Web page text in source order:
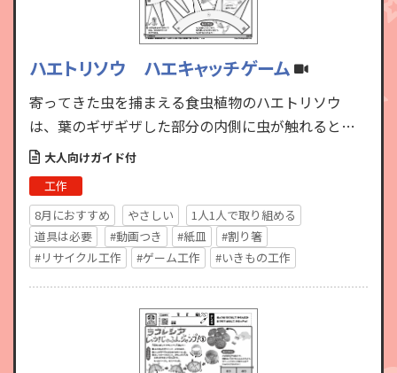
ハエトリソウ ハエキャッチゲーム
寄ってきた虫を捕まえる食虫植物のハエトリソウ
は、葉のギザギザした部分の内側に虫が触れると素
早く閉じます。紙皿と割り箸を使って、ハエトリソウ
の特徴である、葉が開…
大人向けガイド付
工作
8月におすすめ
やさしい
1人1人で取り組める
道具は必要
#動画つき #紙皿
#割り箸
#リサイクル工作
#ゲーム工作 #いきもの工作